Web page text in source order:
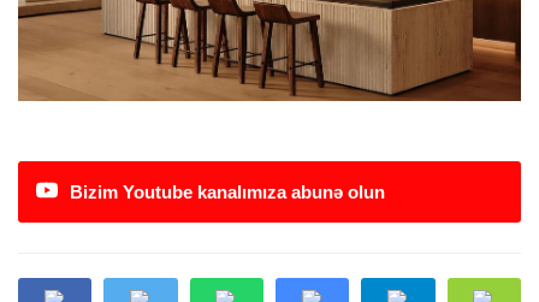
Bizim Youtube kanalımıza abunə olun